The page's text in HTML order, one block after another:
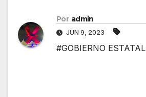
Por admin
JUN 9, 2023
#GOBIERNO ESTATAL